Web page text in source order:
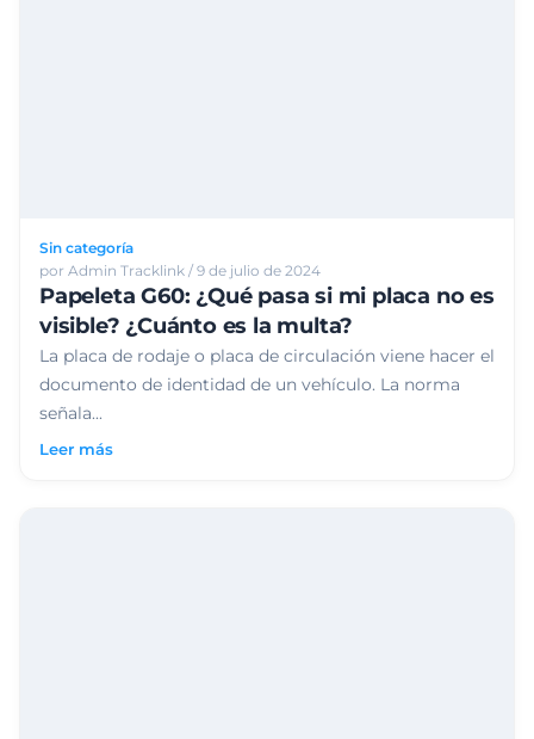
Sin categoría
por Admin Tracklink / 9 de julio de 2024
Papeleta G60: ¿Qué pasa si mi placa no es
visible? ¿Cuánto es la multa?
La placa de rodaje o placa de circulación viene hacer el
documento de identidad de un vehículo. La norma
señala...
Leer más